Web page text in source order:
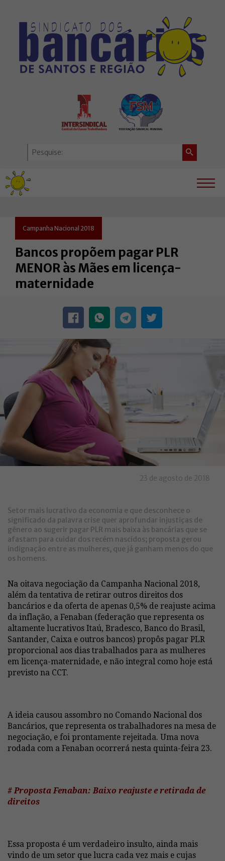
Campanha Nacional 2018
Bancos propõem pagar PLR
MENOR às Mães em licença-
maternidade
23 de agosto de 2018
Setor mais lucrativo da economia e que desconhece o
significado da palavra crise quer aprofundar injustiças de
gênero ao sugerir pagar PLR mais baixa às bancárias que se
afastam para cuidar dos recém nascidos; proposta gerou
indignação entre as mulheres, que já ganham menos do que
os homens.
Na oitava negociação da Campanha Nacional 2018,
além da tentativa de retirar outros direitos dos
bancários e da oferta de apenas 0,5% de reajuste acima
da inflação, a Fenaban (federação que representa os
altamente lucrativos Itaú, Bradesco, Banco do Brasil,
Santander, Caixa e outros bancos) propôs pagar PLR
proporcional aos dias trabalhados para as mulheres
em licença-maternidade, e não integral como hoje está
previsto na CCT.
A ideia causou assombro no Comando Nacional dos
Bancários, que representa os trabalhadores na mesa de
negociação, e foi prontamente rejeitada. Uma nova
rodada com a Fenaban ocorrerá nesta quinta-feira 23.
# Proposta Fenaban: Baixo reajuste e retirada de
direitos
Essa proposta é um verdadeiro insulto, ainda mais
vindo de um setor que lucra cada vez mais e cujas